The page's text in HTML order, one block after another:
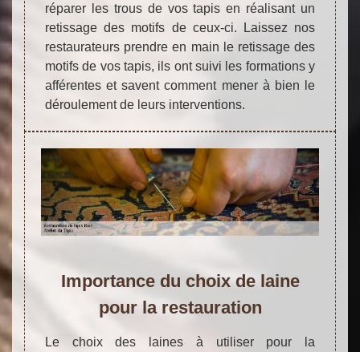
réparer les trous de vos tapis en réalisant un
retissage des motifs de ceux-ci. Laissez nos
restaurateurs prendre en main le retissage des
motifs de vos tapis, ils ont suivi les formations y
afférentes et savent comment mener à bien le
déroulement de leurs interventions.
Importance du choix de laine
pour la restauration
Le choix des laines à utiliser pour la